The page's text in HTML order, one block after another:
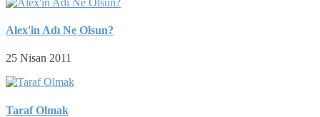
Alex'in Adı Ne Olsun?
25 Nisan 2011
Taraf Olmak